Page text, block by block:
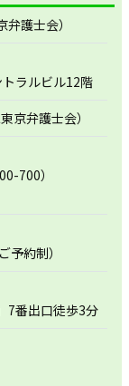
護士会）
ラルビル12階
京弁護士会）
700）
予約制）
7番出口徒歩3分